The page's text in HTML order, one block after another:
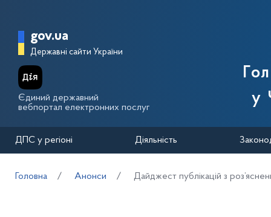
Головна сторінка Державної
gov.ua
Державні сайти України
Єдиний державний
вебпортал електронних послуг
у
ДПС у регіоні Діяльність
Головна Анонси Дайджест публікацій з